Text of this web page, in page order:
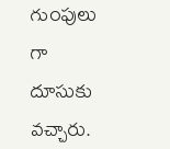
గుంపులు
గా
దూసుకు
వచ్చారు.